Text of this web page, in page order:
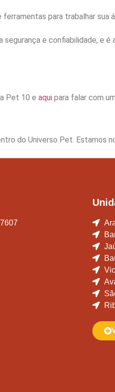
para trabalhar sua
e confiabilidade, e é
Pet 10 e aqui para falar com
do Universo Pet. Estamos